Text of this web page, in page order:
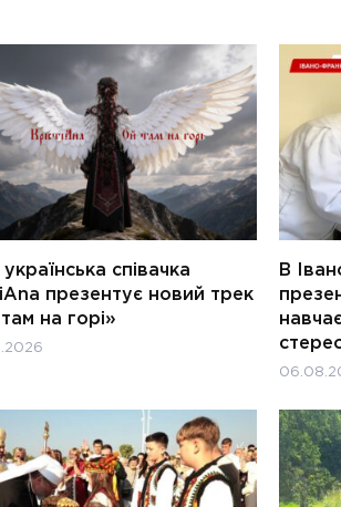
співачка
презентує новий трек
на горі»
В